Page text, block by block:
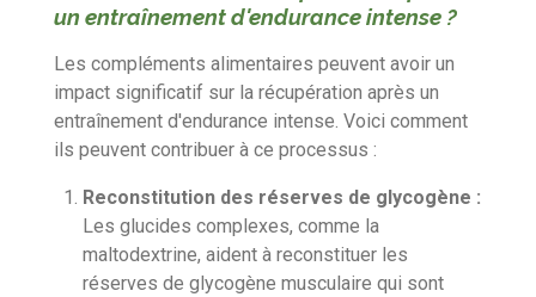
un entraînement d'endurance intense ?
Les compléments alimentaires peuvent avoir un
impact significatif sur la récupération après un
entraînement d'endurance intense. Voici comment
ils peuvent contribuer à ce processus :
Reconstitution des réserves de glycogène :
Les glucides complexes, comme la
maltodextrine, aident à reconstituer les
réserves de glycogène musculaire qui sont